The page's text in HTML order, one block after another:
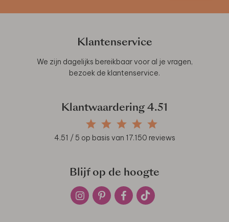
Klantenservice
We zijn dagelijks bereikbaar voor al je vragen,
bezoek de klantenservice.
Klantwaardering 4.51
4.51 / 5 op basis van 17.150 reviews
Blijf op de hoogte